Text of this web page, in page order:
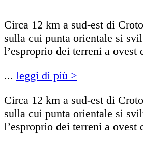
Circa 12 km a sud-est di
sulla cui punta orientale si
l’esproprio dei terreni a
... leggi di più >
Circa 12 km a sud-est di
sulla cui punta orientale si
l’esproprio dei terreni a